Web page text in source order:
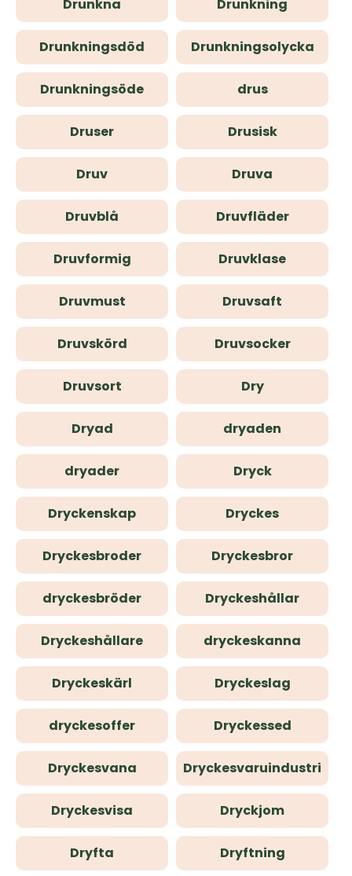
Drunkna Drunkning
Drunkningsdöd Drunkningsolycka
Drunkningsöde drus
Druser Drusisk
Druv Druva
Druvblå Druvfläder
Druvformig Druvklase
Druvmust Druvsaft
Druvskörd Druvsocker
Druvsort Dry
Dryad dryaden
dryader Dryck
Dryckenskap Dryckes
Dryckesbroder Dryckesbror
dryckesbröder Dryckeshållar
Dryckeshållare dryckeskanna
Dryckeskärl Dryckeslag
dryckesoffer Dryckessed
Dryckesvana Dryckesvaruindustri
Dryckesvisa Dryckjom
Dryfta Dryftning